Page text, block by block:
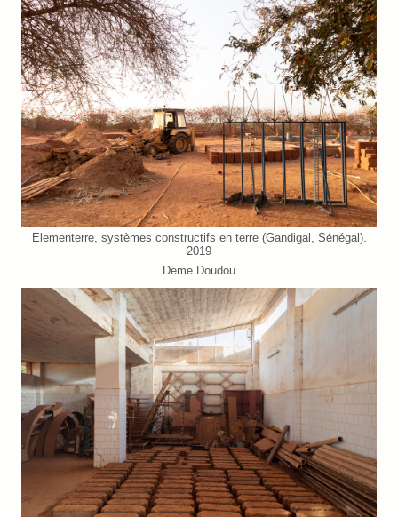
Elementerre, systèmes constructifs en terre (Gandigal, Sénégal).
2019
Deme Doudou